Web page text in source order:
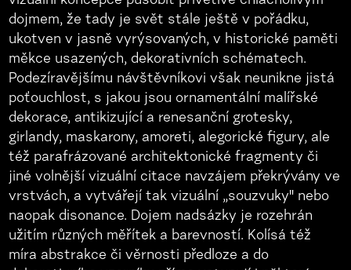
dojmem, že tady je svět stále ještě v pořádku,
ukotven v jasně vyrýsovaných, v historické paměti
měkce usazených, dekorativních schématech.
Podezíravějšímu návštěvníkovi však neunikne jistá
poťouchlost, s jakou jsou ornamentální malířské
dekorace, antikizující a renesanční grotesky,
girlandy, maskarony, amoreti, alegorické figury, ale
též parafrázované architektonické fragmenty či
jiné volnější vizuální citace navzájem překrývány ve
vrstvách, a vytvářejí tak vizuální „souzvuky" nebo
naopak disonance. Dojem nadsázky je rozehrán
užitím různých měřítek a barevností. Kolísá též
míra abstrakce či věrnosti předloze a do